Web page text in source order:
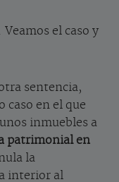
el caso y
sentencia,
caso en el que
inmuebles a
patrimonial en
la
interior al